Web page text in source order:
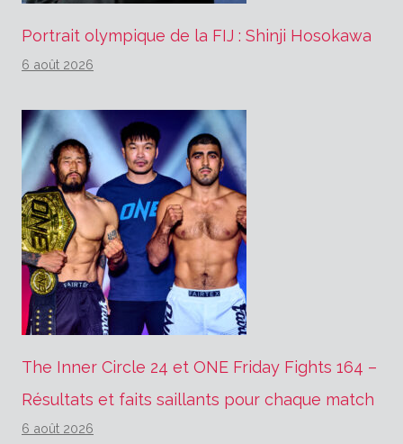
Portrait olympique de la FIJ : Shinji Hosokawa
6 août 2026
The Inner Circle 24 et ONE Friday Fights 164 –
Résultats et faits saillants pour chaque match
6 août 2026